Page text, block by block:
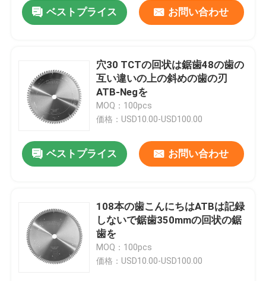
ベストプライス お問い合わせ
穴30 TCTの回状は鋸歯48の歯の
互い違いの上の斜めの歯の刃
ATB-Negを
MOQ：100pcs
価格：USD10.00-USD100.00
ベストプライス お問い合わせ
108本の歯こんにちはATBは記録
しないで鋸歯350mmの回状の鋸
歯を
MOQ：100pcs
価格：USD10.00-USD100.00